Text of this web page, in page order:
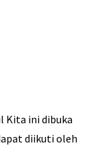
Kita ini dibuka
diikuti oleh